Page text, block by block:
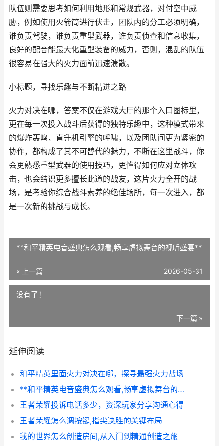
队伍则需要思考如何利用地形和常规武器，对付空中威
胁，例如使用火箭筒进行伏击，团队内的分工必须明确，
谁负责驾驶，谁负责重型武器，谁负责侦查和信息收集，
良好的配合能最大化重型装备的威力，否则，混乱的队伍
很容易在强大的火力面前迅速溃散。
小标题，寻找乐趣与不断精进之路
火力对决在哪，答案不仅在游戏大厅的那个入口图标里，
更在每一次投入战斗后获得的独特乐趣中，这种模式带来
的爆炸轰鸣，直升机引擎的呼啸，以及团队间更为紧密的
协作，都构成了其不可替代的魅力，不断在这里战斗，你
会更熟悉重型武器的使用技巧，更懂得如何应对立体攻
击，也会结识更多擅长此道的战友，这片火力全开的战
场，是考验你综合战斗素养的绝佳场所，每一次进入，都
是一次新的挑战与成长。
**和平精英电音盛典怎么观看,畅享虚拟舞台的视听盛宴**
« 上一篇 2026-05-31
没有了！
下一篇 »
延伸阅读
和平精英里面火力对决在哪，探寻最强火力战场
**和平精英电音盛典怎么观看,畅享虚拟舞台的视听盛宴**
王者荣耀投诉电话多少，资深玩家分享沟通心得
王者荣耀怎么调按键,指尖决胜的关键布局
我的世界怎么创造房间,从入门到精通创造之旅